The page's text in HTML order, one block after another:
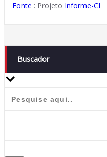
Fonte : Projeto Informe-CI
Buscador